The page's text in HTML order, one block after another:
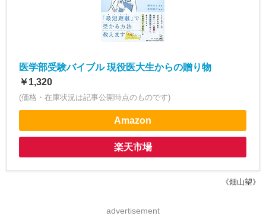
医学部受験バイブル 現役医大生からの贈り物
￥1,320
(価格・在庫状況は記事公開時点のものです)
Amazon
楽天市場
《畑山望》
advertisement